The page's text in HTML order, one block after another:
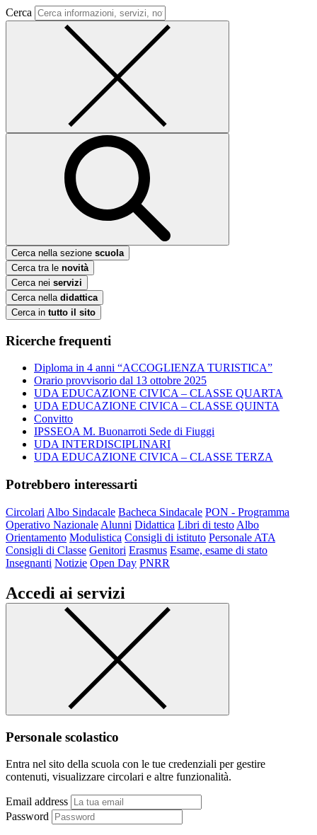
Cerca
Cerca nella sezione scuola
Cerca tra le novità
Cerca nei servizi
Cerca nella didattica
Cerca in tutto il sito
Ricerche frequenti
Diploma in 4 anni “ACCOGLIENZA TURISTICA”
Orario provvisorio dal 13 ottobre 2025
UDA EDUCAZIONE CIVICA – CLASSE QUARTA
UDA EDUCAZIONE CIVICA – CLASSE QUINTA
Convitto
IPSSEOA M. Buonarroti Sede di Fiuggi
UDA INTERDISCIPLINARI
UDA EDUCAZIONE CIVICA – CLASSE TERZA
Potrebbero interessarti
Circolari Albo Sindacale Bacheca Sindacale PON - Programma
Operativo Nazionale Alunni Didattica Libri di testo Albo
Orientamento Modulistica Consigli di istituto Personale ATA
Consigli di Classe Genitori Erasmus Esame, esame di stato
Insegnanti Notizie Open Day PNRR
Accedi ai servizi
Personale scolastico
Entra nel sito della scuola con le tue credenziali per gestire
contenuti, visualizzare circolari e altre funzionalità.
Email address
Password